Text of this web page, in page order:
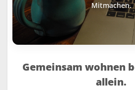
Mitmachen.
Gemeinsam wohnen
allein.